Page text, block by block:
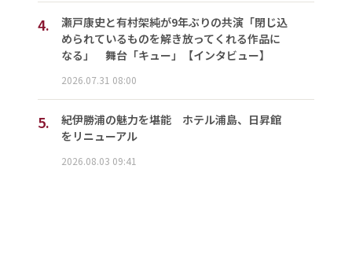
4.
瀬戸康史と有村架純が9年ぶりの共演「閉じ込
められているものを解き放ってくれる作品に
なる」 舞台「キュー」【インタビュー】
2026.07.31 08:00
5.
紀伊勝浦の魅力を堪能 ホテル浦島、日昇館
をリニューアル
2026.08.03 09:41